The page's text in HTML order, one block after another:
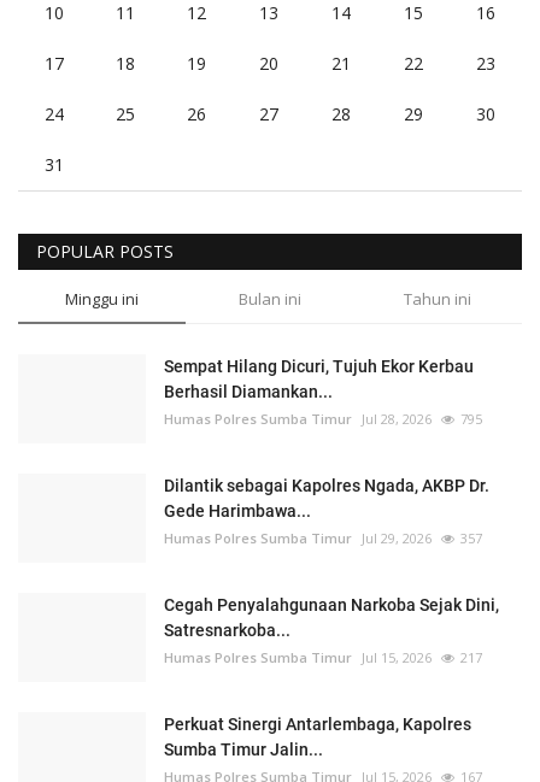
10 11 12 13 14 15 16
17 18 19 20 21 22 23
24 25 26 27 28 29 30
31
POPULAR POSTS
Minggu ini Bulan ini Tahun ini
Sempat Hilang Dicuri, Tujuh Ekor Kerbau
Berhasil Diamankan...
Humas Polres Sumba Timur Jul 28, 2026 795
Dilantik sebagai Kapolres Ngada, AKBP Dr.
Gede Harimbawa...
Humas Polres Sumba Timur Jul 29, 2026 357
Cegah Penyalahgunaan Narkoba Sejak Dini,
Satresnarkoba...
Humas Polres Sumba Timur Jul 15, 2026 217
Perkuat Sinergi Antarlembaga, Kapolres
Sumba Timur Jalin...
Humas Polres Sumba Timur Jul 15, 2026 167